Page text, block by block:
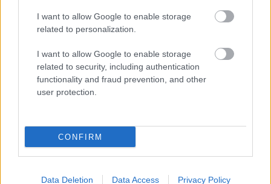
I want to allow Google to enable storage
related to personalization.
I want to allow Google to enable storage
related to security, including authentication
functionality and fraud prevention, and other
user protection.
CONFIRM
Data Deletion Data Access Privacy Policy
περισσότερα